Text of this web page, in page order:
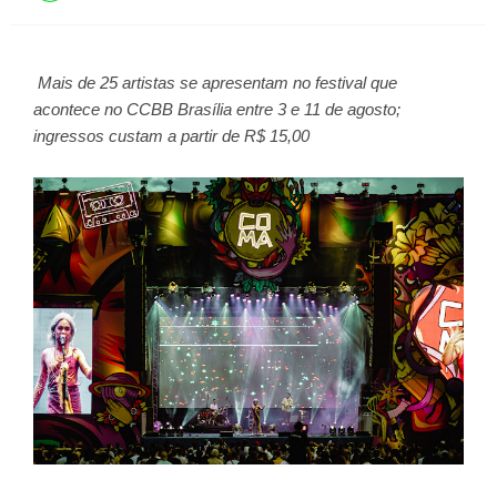
Mais de 25 artistas se apresentam no festival que
acontece no CCBB Brasília entre 3 e 11 de agosto;
ingressos custam a partir de R$ 15,00